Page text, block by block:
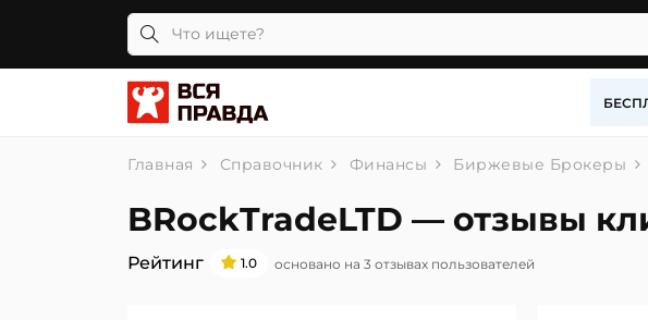
Главная Справочник Финансы Биржевые Брокеры
BRockTradeLTD — отзывы
Рейтинг 1.0 основано на 3 отзывах пользователей